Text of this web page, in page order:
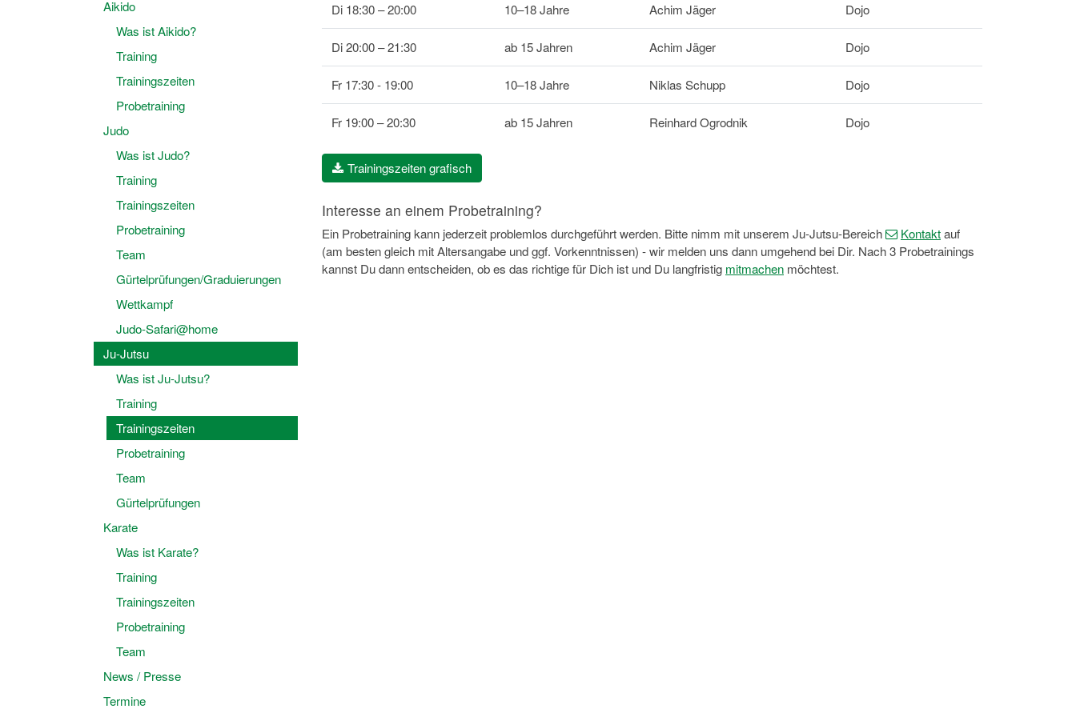
Aikido
Was ist Aikido?
Training
Trainingszeiten
Probetraining
Judo
Was ist Judo?
Training
Trainingszeiten
Probetraining
Team
Gürtelprüfungen/Graduierungen
Wettkampf
Judo-Safari@home
Ju-Jutsu
Was ist Ju-Jutsu?
Training
Trainingszeiten
Probetraining
Team
Gürtelprüfungen
Karate
Was ist Karate?
Training
Trainingszeiten
Probetraining
Team
News / Presse
Termine
Di 18:30 – 20:00 10–18 Jahre Achim Jäger Dojo
Di 20:00 – 21:30 ab 15 Jahren Achim Jäger Dojo
Fr 17:30 - 19:00 10–18 Jahre Niklas Schupp Dojo
Fr 19:00 – 20:30 ab 15 Jahren Reinhard Ogrodnik Dojo
Trainingszeiten grafisch
Interesse an einem Probetraining?
Ein Probetraining kann jederzeit problemlos durchgeführt werden. Bitte nimm mit unserem Ju-Jutsu-Bereich Kontaktauf
(am besten gleich mit Altersangabe und ggf. Vorkenntnissen) - wir melden uns dann umgehend bei Dir. Nach 3 Probetrainings
kannst Du dann entscheiden, ob es das richtige für Dich ist und Du langfristig mitmachen möchtest.